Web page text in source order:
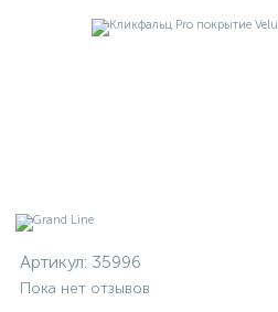
Артикул: 35996
Пока нет отзывов